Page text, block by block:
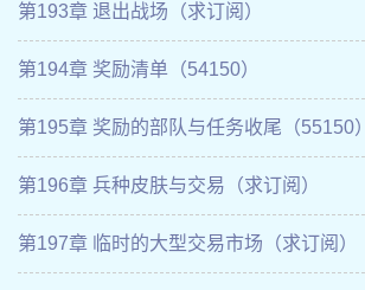
第193章 退出战场（求订阅）
第194章 奖励清单（54150）
第195章 奖励的部队与任务收尾（55150）
第196章 兵种皮肤与交易（求订阅）
第197章 临时的大型交易市场（求订阅）